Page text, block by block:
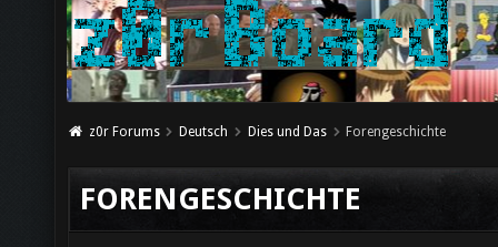
z0r Forums Deutsch Dies und Das Forengeschichte
FORENGESCHICHTE